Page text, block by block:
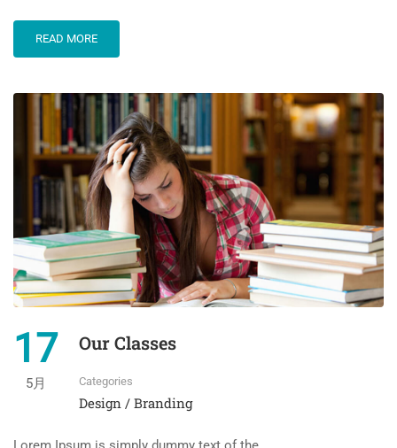
READ MORE
17
5月
Our Classes
Categories
Design / Branding